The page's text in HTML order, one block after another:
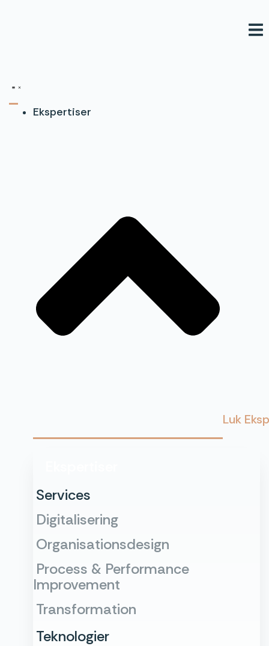
Ekspertiser
Luk
Services
Digitalisering
Organisationsdesign
Process & Performance
Improvement
Transformation
Teknologier